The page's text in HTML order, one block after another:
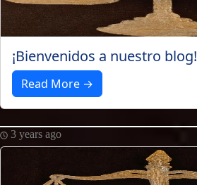
¡Bienvenidos a nuestro blog!
Read More →
3 years ago